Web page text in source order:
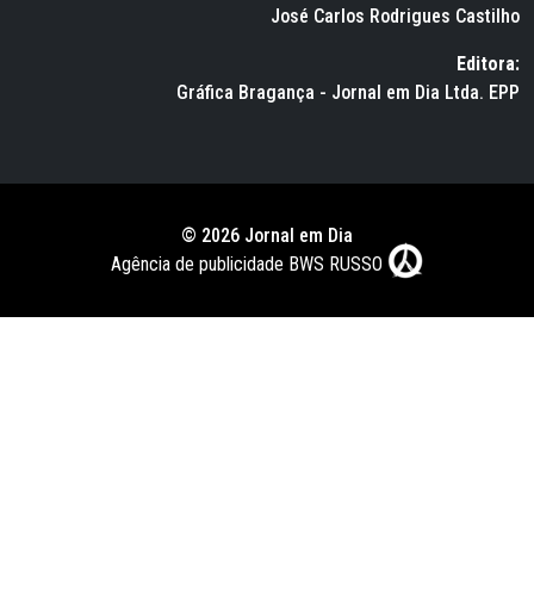
José Carlos Rodrigues Castilho
Editora:
Gráfica Bragança - Jornal em Dia Ltda. EPP
© 2026 Jornal em Dia
Agência de publicidade BWS RUSSO